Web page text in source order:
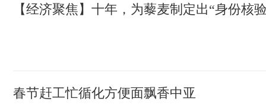
【经济聚焦】十年，为藜麦制定出“身份核
春节赶工忙循化方便面飘香中亚